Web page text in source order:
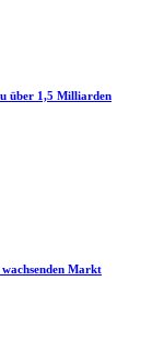
über 1,5 Milliarden
Markt